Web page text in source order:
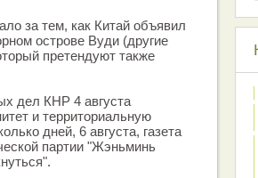
за тем, как Китай объявил
острове Вуди (другие
претендуют также
дел КНР 4 августа
и территориальную
дней, 6 августа, газета
партии "Жэньминь